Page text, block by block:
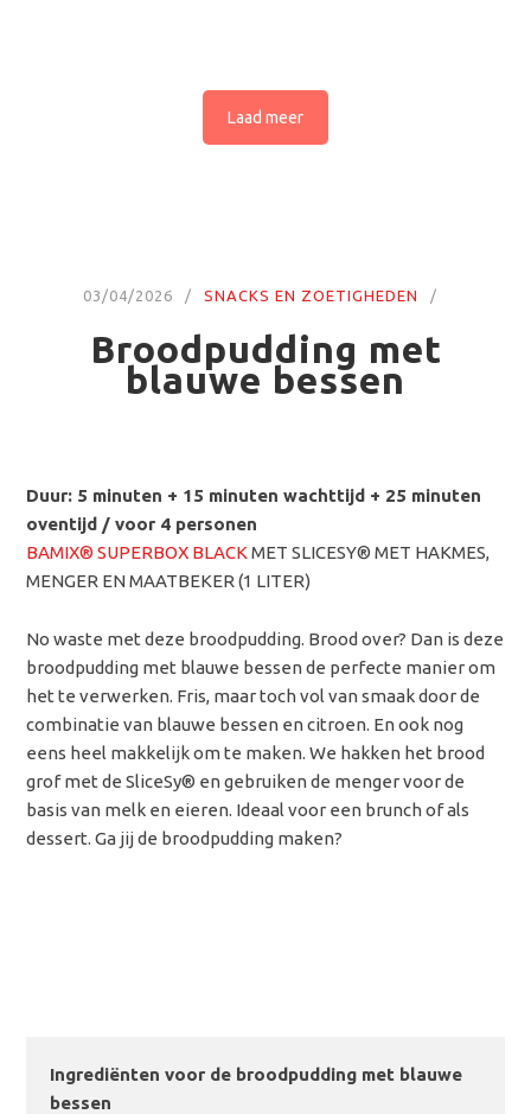
Laad meer
03/04/2026 SNACKS EN ZOETIGHEDEN
Broodpudding met
blauwe bessen
Duur: 5 minuten + 15 minuten wachttijd + 25 minuten
oventijd / voor 4 personen
BAMIX® SUPERBOX BLACK MET SLICESY® MET HAKMES,
MENGER EN MAATBEKER (1 LITER)
No waste met deze broodpudding. Brood over? Dan is deze
broodpudding met blauwe bessen de perfecte manier om
het te verwerken. Fris, maar toch vol van smaak door de
combinatie van blauwe bessen en citroen. En ook nog
eens heel makkelijk om te maken. We hakken het brood
grof met de SliceSy® en gebruiken de menger voor de
basis van melk en eieren. Ideaal voor een brunch of als
dessert. Ga jij de broodpudding maken?
Ingrediënten voor de broodpudding met blauwe
bessen